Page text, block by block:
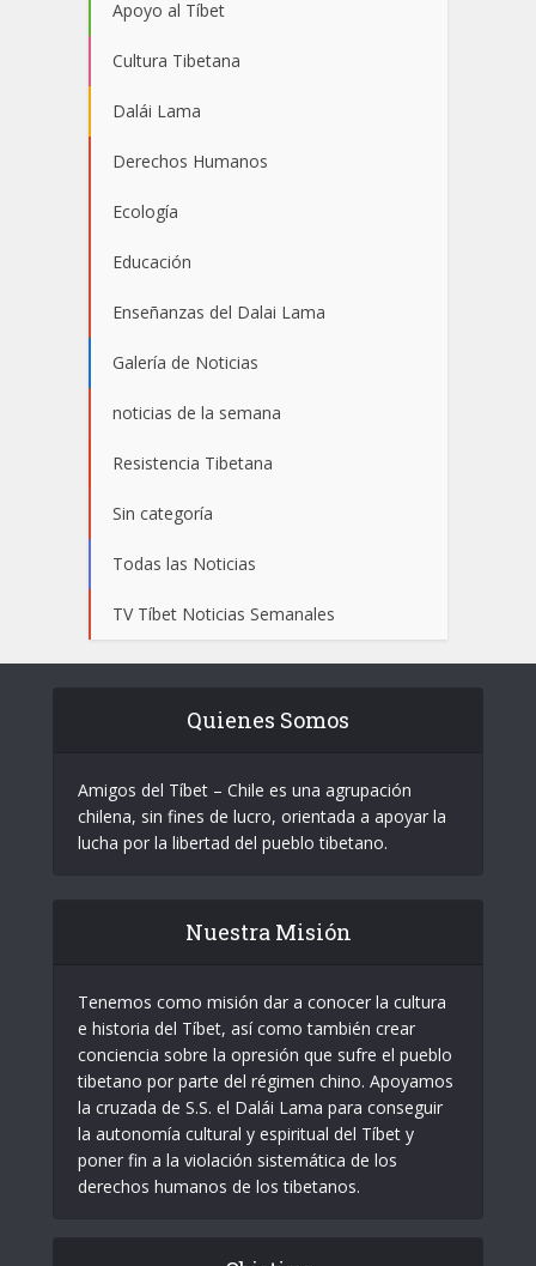
Apoyo al Tíbet
Cultura Tibetana
Dalái Lama
Derechos Humanos
Ecología
Educación
Enseñanzas del Dalai Lama
Galería de Noticias
noticias de la semana
Resistencia Tibetana
Sin categoría
Todas las Noticias
TV Tíbet Noticias Semanales
Quienes Somos
Amigos del Tíbet – Chile es una agrupación
chilena, sin fines de lucro, orientada a apoyar la
lucha por la libertad del pueblo tibetano.
Nuestra Misión
Tenemos como misión dar a conocer la cultura
e historia del Tíbet, así como también crear
conciencia sobre la opresión que sufre el pueblo
tibetano por parte del régimen chino. Apoyamos
la cruzada de S.S. el Dalái Lama para conseguir
la autonomía cultural y espiritual del Tíbet y
poner fin a la violación sistemática de los
derechos humanos de los tibetanos.